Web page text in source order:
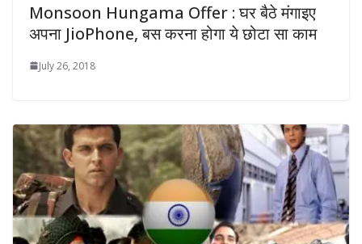
Monsoon Hungama Offer : घर बैठे मंगाइए
अपना JioPhone, बस करना होगा ये छोटा सा काम
July 26, 2018